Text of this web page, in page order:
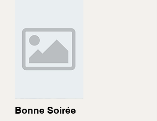
Bonne Soirée